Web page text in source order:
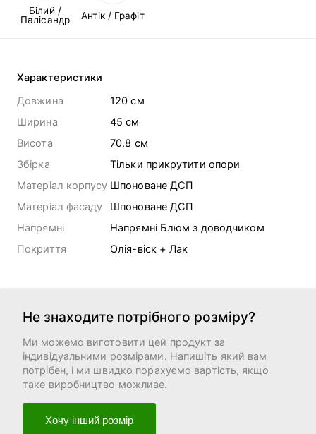
Білий /
Палісандр
Антік / Графіт
Характеристики
Довжина
120 cм
Ширина
45 cм
Висота
70.8 cм
Збірка
Тільки прикрутити опори
Матеріал корпусу Шпоноване ДСП
Матеріал фасаду
Шпоноване ДСП
Напрямні
Напрямні Блюм з доводчиком
Покриття
Олія-віск + Лак
Не знаходите потрібного розміру?
Ми можемо виготовити цей продукт за
індивідуальними розмірами. Напишіть який вам
потрібен, і ми швидко порахуємо вартість, якщо
таке виробництво можливе.
Хочу інший розмір